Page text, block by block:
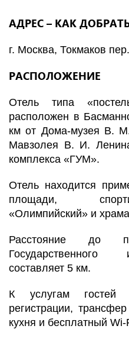
АДРЕС – КАК
г. Москва, Токмаков
РАСПОЛОЖЕНИЕ
Отель типа
расположен в
км от Дома-музея В.
Мавзолея В. И.
комплекса «ГУМ».
Отель находится
площади,
«Олимпийский» и
Расстояние до
Государственного
составляет 5 км.
К услугам гостей
регистрации,
кухня и бесплатный Wi-